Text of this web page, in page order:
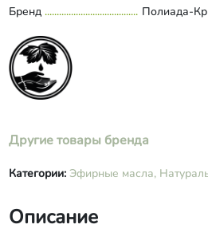
Бренд
Полиада-
Другие товары бренда
Категории: Эфирные масла,
Описание